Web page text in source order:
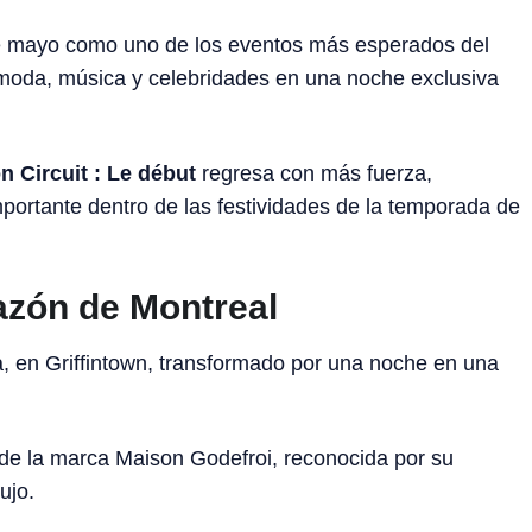
como uno de los eventos más esperados del
música y celebridades en una noche exclusiva
Circuit : Le début regresa con más fuerza,
dentro de las festividades de la temporada de
de Montreal
en Griffintown, transformado por una noche en una
la marca Maison Godefroi, reconocida por su